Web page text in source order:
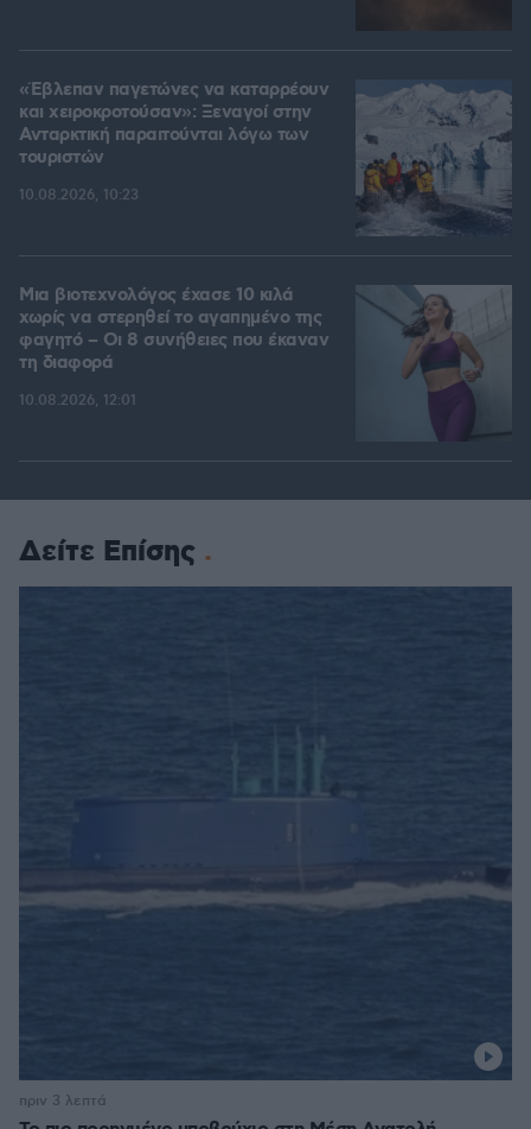
«Έβλεπαν παγετώνες να καταρρέουν
και χειροκροτούσαν»: Ξεναγοί στην
Ανταρκτική παραιτούνται λόγω των
τουριστών
10.08.2026, 10:23
Μια βιοτεχνολόγος έχασε 10 κιλά
χωρίς να στερηθεί το αγαπημένο της
φαγητό – Οι 8 συνήθειες που έκαναν
τη διαφορά
10.08.2026, 12:01
Δείτε Επίσης
πριν 3 λεπτά